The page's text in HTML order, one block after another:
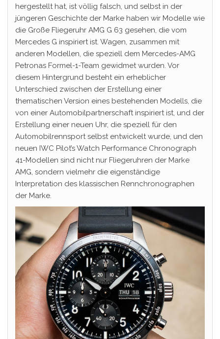
hergestellt hat, ist völlig falsch, und selbst in der
jüngeren Geschichte der Marke haben wir Modelle wie
die Große Fliegeruhr AMG G 63 gesehen, die vom
Mercedes G inspiriert ist. Wagen, zusammen mit
anderen Modellen, die speziell dem Mercedes-AMG
Petronas Formel-1-Team gewidmet wurden. Vor
diesem Hintergrund besteht ein erheblicher
Unterschied zwischen der Erstellung einer
thematischen Version eines bestehenden Modells, die
von einer Automobilpartnerschaft inspiriert ist, und der
Erstellung einer neuen Uhr, die speziell für den
Automobilrennsport selbst entwickelt wurde, und den
neuen IWC Pilot’s Watch Performance Chronograph
41-Modellen sind nicht nur Fliegeruhren der Marke
AMG, sondern vielmehr die eigenständige
Interpretation des klassischen Rennchronographen
der Marke.